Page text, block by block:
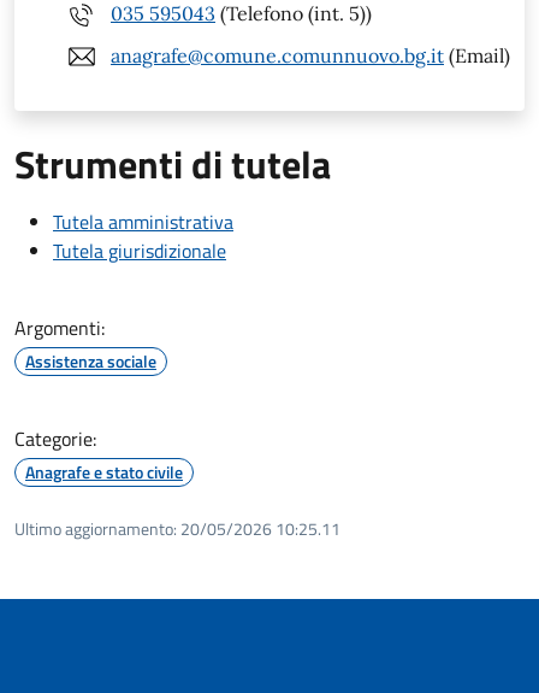
035 595043 (Telefono (int. 5))
anagrafe@comune.comunnuovo.bg.it (Email)
Strumenti di tutela
Tutela amministrativa
Tutela giurisdizionale
Argomenti:
Assistenza sociale
Categorie:
Anagrafe e stato civile
Ultimo aggiornamento: 20/05/2026 10:25.11